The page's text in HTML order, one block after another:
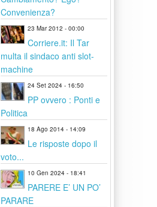
Convenienza?
23 Mar 2012 - 00:00
Corriere.it: Il Tar
multa il sindaco anti slot-
machine
24 Set 2024 - 16:50
PP ovvero : Ponti e
Politica
18 Ago 2014 - 14:09
Le risposte dopo il
voto...
10 Gen 2024 - 18:41
PARERE E’ UN PO’
PARARE